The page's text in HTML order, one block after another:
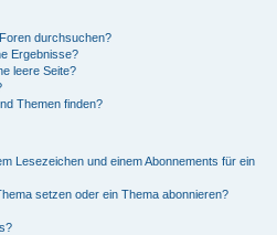
durchsuchen?
Ergebnisse?
leere Seite?
Themen finden?
Lesezeichen und einem Abonnements für ein
setzen oder ein Thema abonnieren?